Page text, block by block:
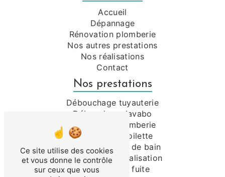
Accueil
Dépannage
Rénovation plomberie
Nos autres prestations
Nos réalisations
Contact
Nos prestations
Débouchage tuyauterie
Débouchage lavabo
Dépannage plomberie
Débouchage toilette
Rénovation salle de bain
Débouchage canalisation
Recherche de fuite
Ce site utilise des cookies
et vous donne le contrôle
sur ceux que vous